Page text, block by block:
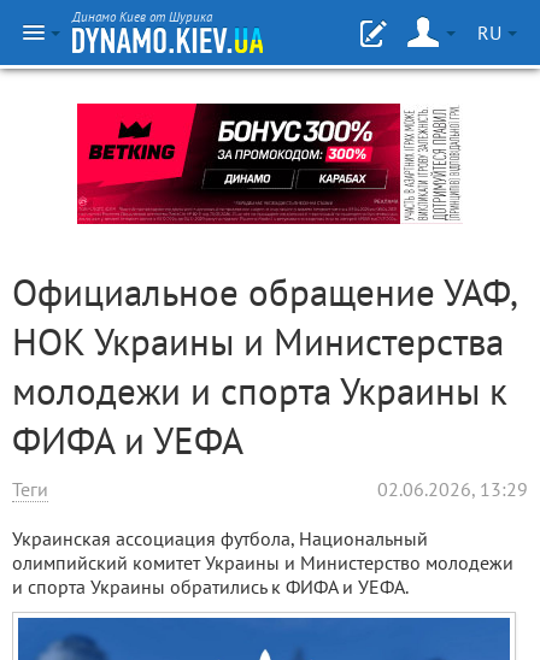
Динамо Киев от Шурика
RU
Официальное обращение УАФ,
НОК Украины и Министерства
молодежи и спорта Украины к
ФИФА и УЕФА
Теги 02.06.2026, 13:29
Украинская ассоциация футбола, Национальный
олимпийский комитет Украины и Министерство молодежи
и спорта Украины обратились к ФИФА и УЕФА.